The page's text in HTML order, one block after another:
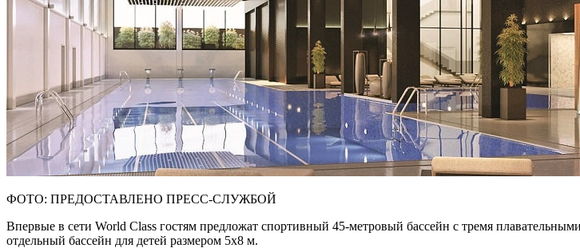
ФОТО: ПРЕДОСТАВЛЕНО ПРЕСС-СЛУЖБОЙ
Впервые в сети World Class гостям предложат спортивный 45-метровый бассейн с тремя
отдельный бассейн для детей размером 5х8 м.